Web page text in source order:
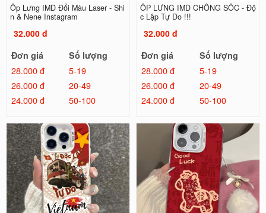
Ốp Lưng IMD Đổi Màu Laser - Shi
n & Nene Instagram
32.000 đ
Đơn giá
Số lượng
28.000 đ
5-19
26.000 đ
20-49
24.000 đ
50-100
ỐP LƯNG IMD CHỐNG SỐC - Độ
c Lập Tự Do !!!
32.000 đ
Đơn giá
Số lượng
28.000 đ
5-19
26.000 đ
20-49
24.000 đ
50-100